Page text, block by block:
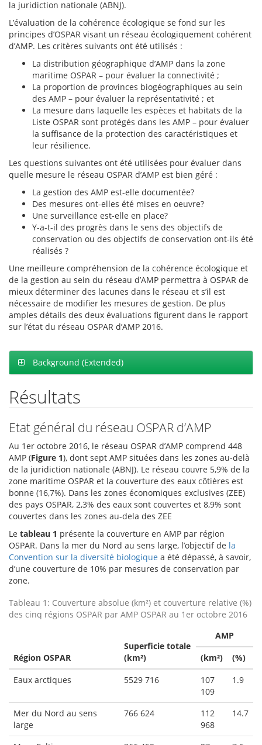
la juridiction nationale (ABNJ).
L’évaluation de la cohérence écologique se fond sur les
principes d’OSPAR visant un réseau écologiquement cohérent
d’AMP. Les critères suivants ont été utilisés :
La distribution géographique d’AMP dans la zone
maritime OSPAR – pour évaluer la connectivité ;
La proportion de provinces biogéographiques au sein
des AMP – pour évaluer la représentativité ; et
La mesure dans laquelle les espèces et habitats de la
Liste OSPAR sont protégés dans les AMP – pour évaluer
la suffisance de la protection des caractéristiques et
leur résilience.
Les questions suivantes ont été utilisées pour évaluer dans
quelle mesure le réseau OSPAR d’AMP est bien géré :
La gestion des AMP est-elle documentée?
Des mesures ont-elles été mises en oeuvre?
Une surveillance est-elle en place?
Y-a-t-il des progrès dans le sens des objectifs de
conservation ou des objectifs de conservation ont-ils été
réalisés ?
Une meilleure compréhension de la cohérence écologique et
de la gestion au sein du réseau d’AMP permettra à OSPAR de
mieux déterminer des lacunes dans le réseau et s’il est
nécessaire de modifier les mesures de gestion. De plus
amples détails des deux évaluations figurent dans le rapport
sur l’état du réseau OSPAR d’AMP 2016.
Background (Extended)
Résultats
Etat général du réseau OSPAR d’AMP
Au 1er octobre 2016, le réseau OSPAR d’AMP comprend 448
AMP (Figure 1), dont sept AMP situées dans les zones au-delà
de la juridiction nationale (ABNJ). Le réseau couvre 5,9% de la
zone maritime OSPAR et la couverture des eaux côtières est
bonne (16,7%). Dans les zones économiques exclusives (ZEE)
des pays OSPAR, 2,3% des eaux sont couvertes et 8,9% sont
couvertes dans les zones au-dela des ZEE
Le tableau 1 présente la couverture en AMP par région
OSPAR. Dans la mer du Nord au sens large, l’objectif de la
Convention sur la diversité biologique a été dépassé, à savoir,
d’une couverture de 10% par mesures de conservation par
zone.
Tableau 1: Couverture absolue (km²) et couverture relative (%)
des cinq régions OSPAR par AMP OSPAR au 1er octobre 2016
Région OSPAR
Superficie totale
(km²)
AMP
(km²)
(%)
Eaux arctiques
5529 716
107
109
1.9
Mer du Nord au sens
large
766 624
112
968
14.7